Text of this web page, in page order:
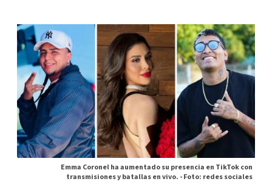
Emma Coronel ha aumentado su presencia en TikTok con
transmisiones y batallas en vivo. -Foto: redes sociales